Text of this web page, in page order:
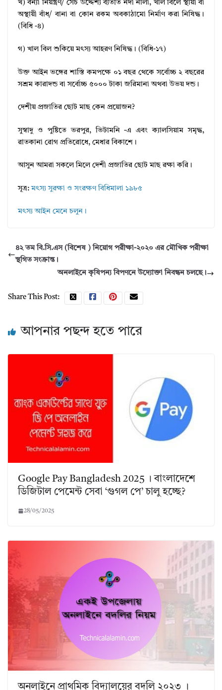
খ) বন্যা নিয়ন্ত্রণ/ সেচ উদ্দেশ্য ব্যতীত নদী নালা, খাল বিলে স্থায়ী বা
অস্থায়ী বাঁধ/ বানা বা কোন রকম অবকাঠামো নির্মাণ করা নিষিদ্ধ।
(বিধি -৪)
গ) খাল বিল শুকিয়ে মৎস্য আহরণ নিষিদ্ধ। (বিধি-১৭)
উক্ত আইন ভঙ্গের শাস্তি কমপক্ষে ০১ বছর থেকে সর্বোচ্চ ২ বছরের
সশ্রম কারাদন্ড বা সর্বোচ্চ ৫০০০ টাকা জরিমানা অথবা উভয় দন্ড।
দেশীয় প্রজাতির ছোট মাছ কেন প্রয়োজন?
সুস্বাদু ও পুষ্টিতে ভরপুর, ভিটামনি -এ এবং ক্যালসিয়াম সমৃদ্ধ,
রাতকানা রোগ প্রতিরোধে, মেধার বিকাশে।
আসুন আমরা সকলে মিলে দেশী প্রজাতির ছোট মাছ রক্ষা করি।
সূত্র:মৎস্য সুরক্ষা ও সংরক্ষণ বিধিমালা ১৯৮৫
মৎস্য আইন মেনে চলুন।
৪২ তম বি.সি.এস (বিশেষ ) নিয়োগ পরীক্ষা-২০২০ এর মৌখিক পরীক্ষা
স্থগিত সংক্রান্ত।
অনলাইনে কৃষিপন্য বিপণনে উদ্যোক্তা নিবন্ধন চলছে।
Share This Post:
আপনার পছন্দ হতে পারে
Google Pay Bangladesh 2025 । বাংলাদেশে
ডিজিটাল পেমেন্ট সেবা ‘গুগল পে’ চালু হচ্ছে?
28/05/2025
অনলাইনে প্রাথমিক বিদ্যালয়ের বদলি ২০২৩ ।